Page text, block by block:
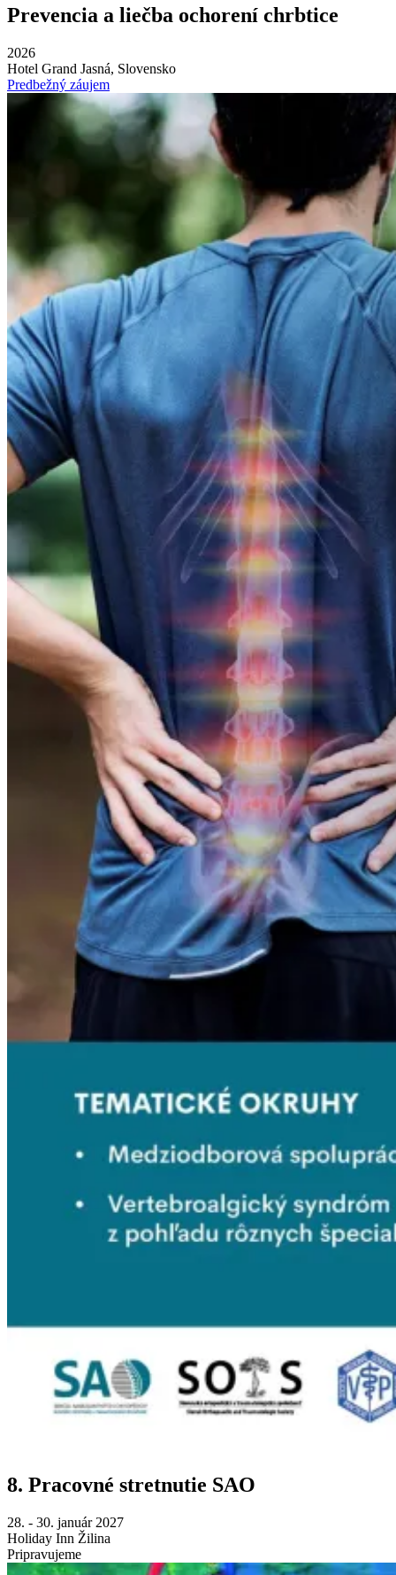
Prevencia a liečba ochorení chrbtice
2026
Hotel Grand Jasná, Slovensko
Predbežný záujem
8. Pracovné stretnutie SAO
28. - 30. január 2027
Holiday Inn Žilina
Pripravujeme